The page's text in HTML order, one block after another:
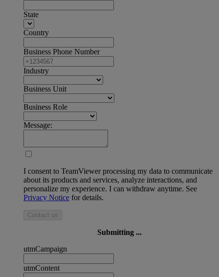
State
Country
Business Phone Number
Industry
Business Unit
Business Role
Message:
I consent to TeamViewer processing my data to communicate
about its products and services, analyze interactions, and
personalize my experience. I can withdraw anytime. See
Privacy Notice for details.
Contact us
Submitting ...
utmCampaign
utmContent